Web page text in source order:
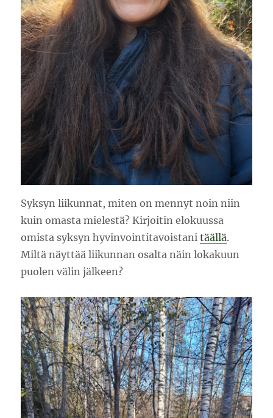
Syksyn liikunnat, miten on mennyt noin niin
kuin omasta mielestä? Kirjoitin elokuussa
omista syksyn hyvinvointitavoistanitäällä.
Miltä näyttää liikunnan osalta näin lokakuun
puolen välin jälkeen?